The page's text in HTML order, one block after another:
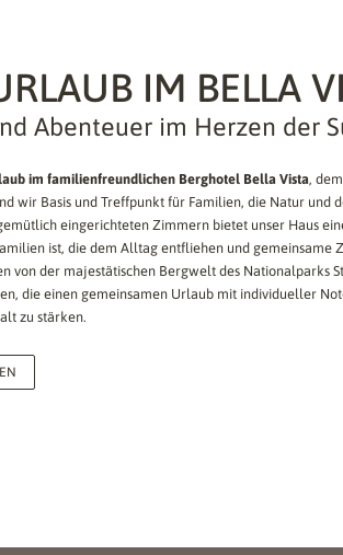
IM BELLA
Abenteuer im Herzen der
im familienfreundlichen Berghotel Bella Vista,
wir Basis und Treffpunkt für Familien, die Natur und
eingerichteten Zimmern bietet unser Haus
ist, die dem Alltag entfliehen und gemeinsame
von der majestätischen Bergwelt des Nationalparks
die einen gemeinsamen Urlaub mit individueller
zu stärken.